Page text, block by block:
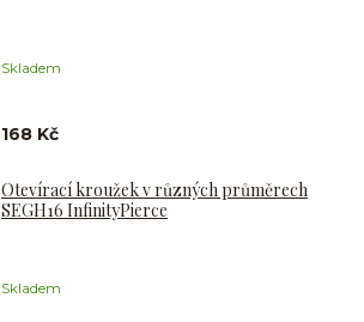
Skladem
168 Kč
Otevírací kroužek v různých průměrech
SEGH16 InfinityPierce
Skladem